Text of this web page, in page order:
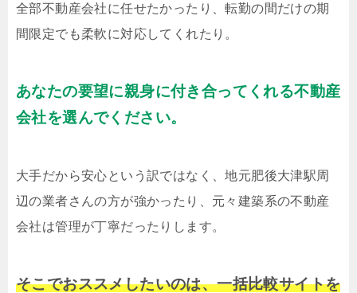
全部不動産会社に任せたかったり、転勤の間だけの期
間限定でも柔軟に対応してくれたり。
あなたの要望に親身に付き合ってくれる不動産
会社を選んでください。
大手だから安心という訳ではなく、地元肥後大津駅周
辺の業者さんの方が強かったり、元々建築系の不動産
会社は管理が丁寧だったりします。
そこでおススメしたいのは、一括比較サイトを